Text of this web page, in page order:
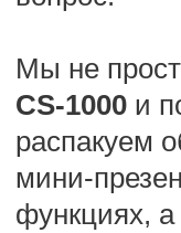
Мы не
CS-1000 и
распакуем
мини-
функциях,